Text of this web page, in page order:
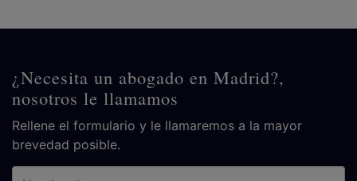
¿Necesita un abogado en Madrid?,
nosotros le llamamos
Rellene el formulario y le llamaremos a la mayor
brevedad posible.